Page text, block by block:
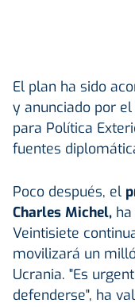
El plan ha sido
y anunciado por
para Política
fuentes
Poco después, el
Charles Michel,
Veintisiete
movilizará un
Ucrania. "Es
defenderse", ha